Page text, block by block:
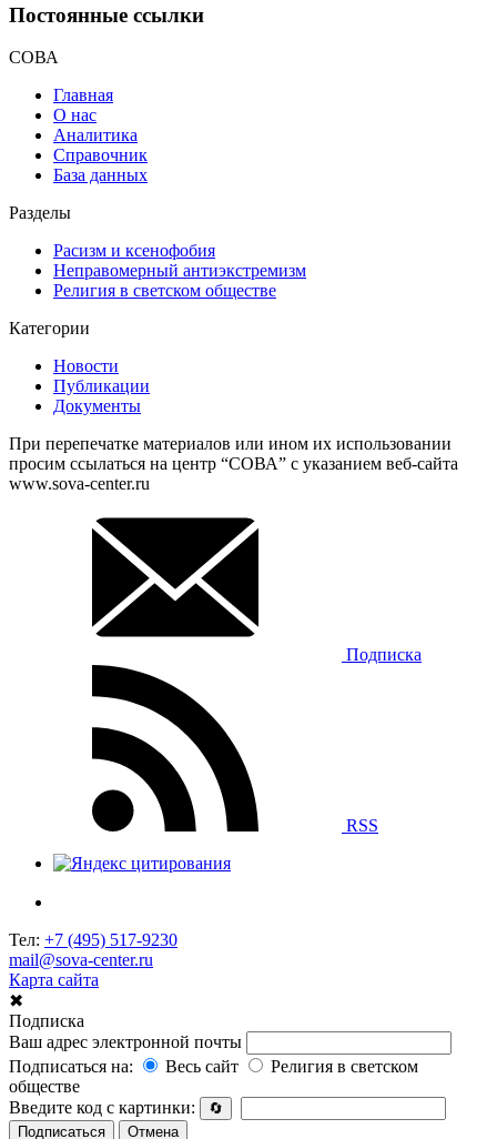
Постоянные ссылки
СОВА
Главная
О нас
Аналитика
Справочник
База данных
Разделы
Расизм и ксенофобия
Неправомерный антиэкстремизм
Религия в светском обществе
Категории
Новости
Публикации
Документы
При перепечатке материалов или ином их использовании
просим ссылаться на центр “СОВА” с указанием веб-сайта
www.sova-center.ru
Подписка
RSS
Тел: +7 (495) 517-9230
mail@sova-center.ru
Карта сайта
✖
Подписка
Ваш адрес электронной почты
Подписаться на:
Весь сайт
Религия в светском
обществе
Введите код с картинки:
🔄
Подписаться
Отмена